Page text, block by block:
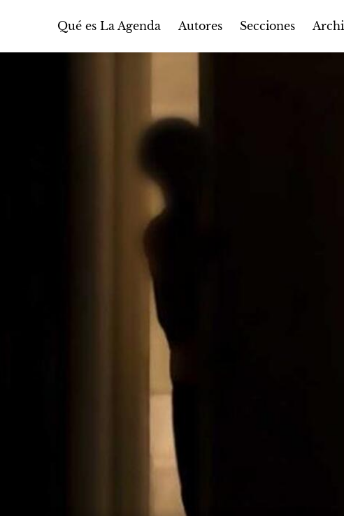
Qué es La Agenda Autores Secciones